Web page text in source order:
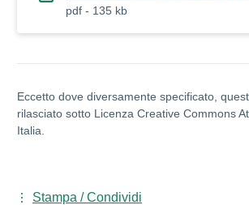
pdf - 135 kb
Eccetto dove diversamente specificato,
rilasciato sotto Licenza Creative Commons
Italia.
Stampa / Condividi